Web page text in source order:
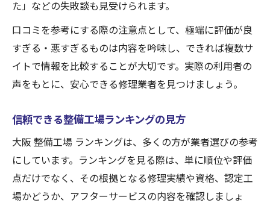
た」などの失敗談も見受けられます。
口コミを参考にする際の注意点として、極端に評価が良
すぎる・悪すぎるものは内容を吟味し、できれば複数サ
イトで情報を比較することが大切です。実際の利用者の
声をもとに、安心できる修理業者を見つけましょう。
信頼できる整備工場ランキングの見方
大阪 整備工場 ランキングは、多くの方が業者選びの参考
にしています。ランキングを見る際は、単に順位や評価
点だけでなく、その根拠となる修理実績や資格、認定工
場かどうか、アフターサービスの内容を確認しましょ